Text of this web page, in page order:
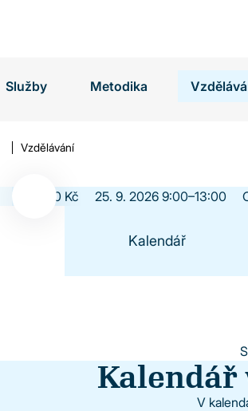
Služby Metodika
Vzdělávání
Design služeb /
0 Kč 25. 9. 2026 9:00–13:00
Kalendář
V